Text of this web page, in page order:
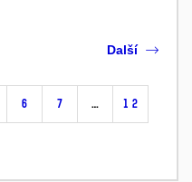
6 7 … 12
Další